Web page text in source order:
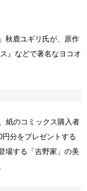
秋鹿ユギリ氏が、原作
』などで著名なヨコオ
紙のコミックス購入者
分をプレゼントする
場する「吉野家」の美